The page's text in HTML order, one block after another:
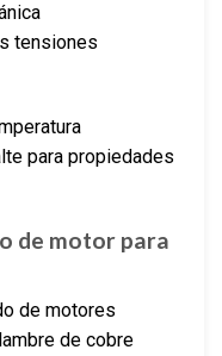
tensiones
para propiedades
de motor para
de motores
de cobre